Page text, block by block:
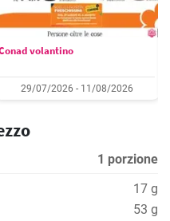
volantino
29/07/2026 - 11/08/2026
1 porzione
17 g
53 g